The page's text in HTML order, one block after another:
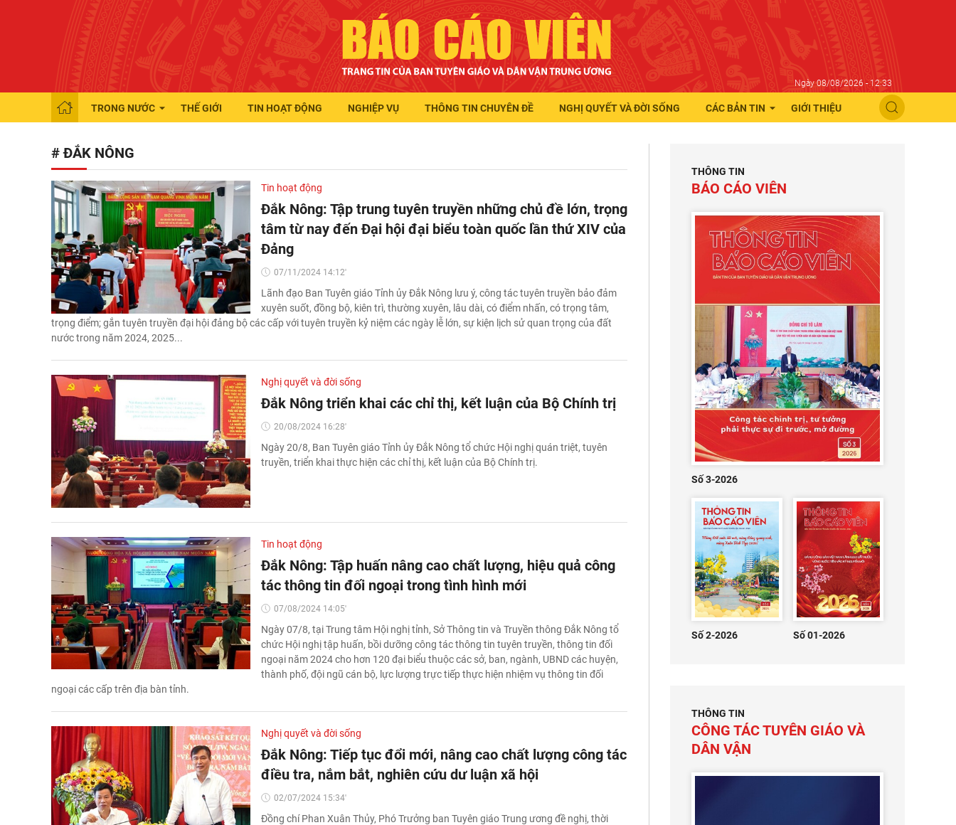
Ngày 08/08/2026 - 12:33
TRONG NƯỚC THẾ GIỚI TIN HOẠT ĐỘNG NGHIỆP VỤ THÔNG TIN CHUYÊN ĐỀ NGHỊ QUYẾT VÀ ĐỜI SỐNG CÁC BẢN TIN GIỚI THIỆU
# ĐẮK NÔNG
Tin hoạt động
Đắk Nông: Tập trung tuyên truyền những chủ đề lớn, trọng
tâm từ nay đến Đại hội đại biểu toàn quốc lần thứ XIV của
Đảng
07/11/2024 14:12'
Lãnh đạo Ban Tuyên giáo Tỉnh ủy Đắk Nông lưu ý, công tác tuyên truyền bảo đảm
xuyên suốt, đồng bộ, kiên trì, thường xuyên, lâu dài, có điểm nhấn, có trọng tâm,
trọng điểm; gắn tuyên truyền đại hội đảng bộ các cấp với tuyên truyền kỷ niệm các ngày lễ lớn, sự kiện lịch sử quan trọng của đất
nước trong năm 2024, 2025...
Nghị quyết và đời sống
Đắk Nông triển khai các chỉ thị, kết luận của Bộ Chính trị
20/08/2024 16:28'
Ngày 20/8, Ban Tuyên giáo Tỉnh ủy Đắk Nông tổ chức Hội nghị quán triệt, tuyên
truyền, triển khai thực hiện các chỉ thị, kết luận của Bộ Chính trị.
Tin hoạt động
Đắk Nông: Tập huấn nâng cao chất lượng, hiệu quả công
tác thông tin đối ngoại trong tình hình mới
07/08/2024 14:05'
Ngày 07/8, tại Trung tâm Hội nghị tỉnh, Sở Thông tin và Truyền thông Đắk Nông tổ
chức Hội nghị tập huấn, bồi dưỡng công tác thông tin tuyên truyền, thông tin đối
ngoại năm 2024 cho hơn 120 đại biểu thuộc các sở, ban, ngành, UBND các huyện,
thành phố, đội ngũ cán bộ, lực lượng trực tiếp thực hiện nhiệm vụ thông tin đối
ngoại các cấp trên địa bàn tỉnh.
Nghị quyết và đời sống
Đắk Nông: Tiếp tục đổi mới, nâng cao chất lượng công tác
điều tra, nắm bắt, nghiên cứu dư luận xã hội
02/07/2024 15:34'
Đồng chí Phan Xuân Thủy, Phó Trưởng ban Tuyên giáo Trung ương đề nghị, thời
THÔNG TIN
BÁO CÁO VIÊN
Số 3-2026
Số 2-2026 Số 01-2026
THÔNG TIN
CÔNG TÁC TUYÊN GIÁO VÀ
DÂN VẬN